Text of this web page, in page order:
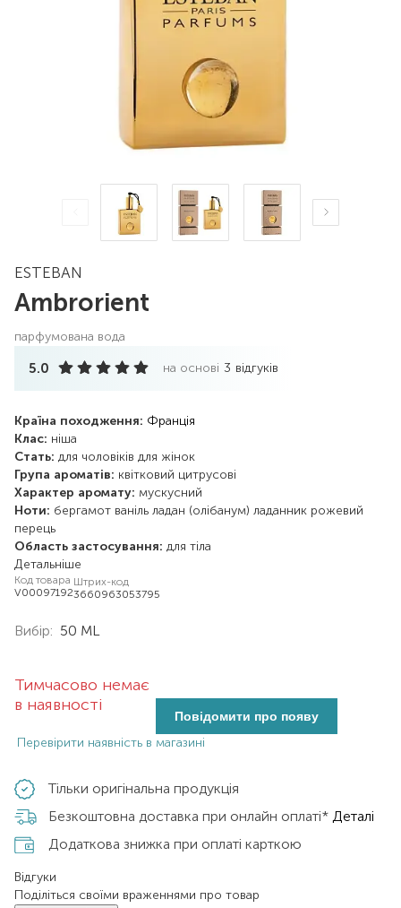
ESTEBAN
Ambrorient
парфумована вода
5.0 на основі 3 відгуків
Країна походження: Франція
Клас: ніша
Стать: для чоловіків для жінок
Група ароматів: квітковий цитрусові
Характер аромату: мускусний
Ноти: бергамот ваніль ладан (олібанум) ладанник рожевий
перець
Область застосування: для тіла
Детальніше
Код товара
V00097192
Штрих-код
3660963053795
Вибір: 50 ML
Тимчасово немає
в наявності
Повідомити про появу
Перевірити наявність в магазині
Тільки оригінальна продукція
Безкоштовна доставка при онлайн оплаті* Деталі
Додаткова знижка при оплаті карткою
Відгуки
Поділіться своїми враженнями про товар